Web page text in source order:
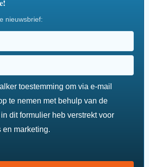
nieuwsbrief:
toestemming om via e-mail
te nemen met behulp van de
dit formulier heb verstrekt voor
en marketing.